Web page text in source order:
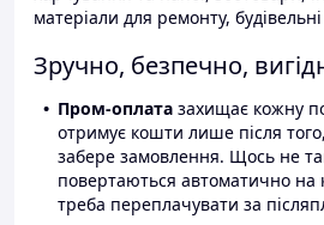
матеріали для ремонту,
Зручно, безпечно,
Пром-оплата захищає кожну
отримує кошти лише після
забере замовлення. Щось не
повертаються автоматично на
треба переплачувати за